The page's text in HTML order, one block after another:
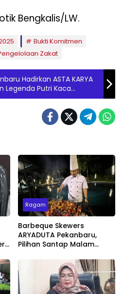
Bengkalis/LW.
Bukti Komitmen
Zakat
Hadirkan ASTA KARYA
Legenda Putri Kaca
Ragam
Barbeque Skewers
ARYADUTA Pekanbaru,
Pilihan Santap Malam